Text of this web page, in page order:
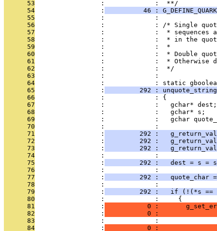
      53
                 :             :  **/
      54
                 :
46 :
      55
                 :             :
      56
:             : /* Single
      57
:             :  * sequences
      58
:             :  * in the
      59
                 :             :  *
      60
:             :  * Double
      61
:             :  * Otherwise
      62
                 :             :  */
      63
                 :             :
      64
:             : static
      65
                 :
292 :
      66
                 :             : {
      67
                 :             :   gchar* dest;
      68
                 :             :   gchar* s;
      69
:             :   gchar
      70
                 :             :
      71
                 :
292 :
      72
                 :
292 :
      73
                 :
292 :
      74
                 :             :
      75
                 :
292 :   dest = s =
      76
                 :             :
      77
                 :
292 :   quote_char
      78
                 :             :
      79
                 :
292 :   if (!(*s ==
      80
                 :             :     {
      81
                 :
0 :
      82
                 :
0 :
      83
:             :
      84
                 :
0 :